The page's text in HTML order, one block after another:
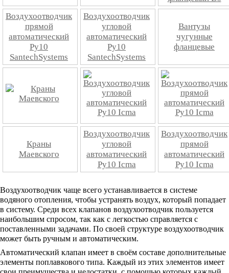
Воздухоотводчик
прямой
автоматический
Ру10
SantechSystems
Воздухоотводчик
угловой
автоматический
Ру10
SantechSystems
Вантузы
чугунные
фланцевые
Краны
Маевского
Воздухоотводчик
угловой
автоматический
Ру10 Icma
Воздухоотводчик
прямой
автоматический
Ру10 Icma
Воздухоотводчик чаще всего устанавливается в системе
водяного отопления, чтобы устранять воздух, который попадает
в систему. Среди всех клапанов воздухоотводчик пользуется
наибольшим спросом, так как с легкостью справляется с
поставленными задачами. По своей структуре воздухоотводчик
может быть ручным и автоматическим.
Автоматический клапан имеет в своём составе дополнительные
элементы поплавкового типа. Каждый из этих элементов имеет